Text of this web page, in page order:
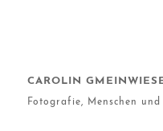
CAROLIN
Fotografie, Menschen und